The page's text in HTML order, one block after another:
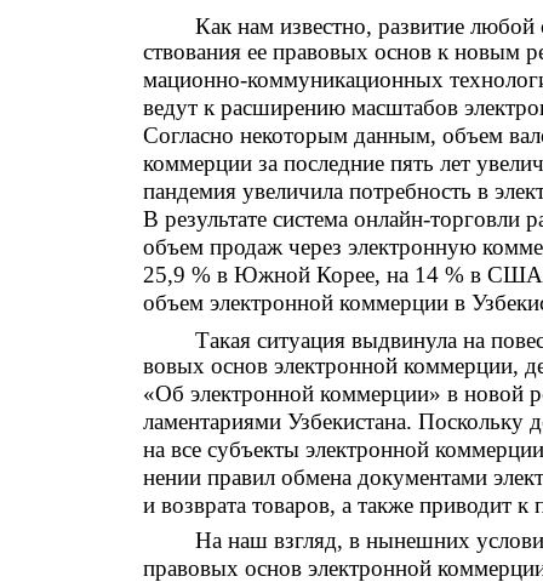
Как нам известно, развитие
ствования ее правовых основ к новым
мационно-коммуникационных
ведут к расширению масштабов
Согласно некоторым данным, объем
коммерции за последние пять лет
пандемия увеличила потребность в
В результате система онлайн-торговли
объем продаж через электронную
25,9 % в Южной Корее, на 14 % в США
объем электронной коммерции в
Такая ситуация выдвинула на
вовых основ электронной коммерции,
«Об электронной коммерции» в новой
ламентариями Узбекистана. Поскольку
на все субъекты электронной
нении правил обмена документами
и возврата товаров, а также приводит
На наш взгляд, в нынешних
правовых основ электронной